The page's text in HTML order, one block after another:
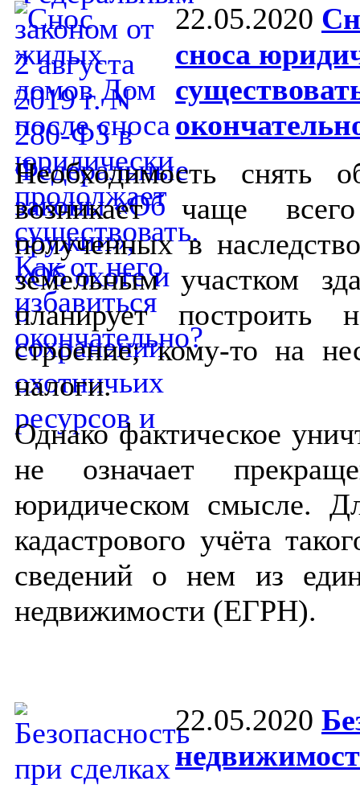
22.05.2020
сноса
Необходимость снять
возникает чаще
полученных в
земельным участком
планирует построить
строение; кому-то на
налоги.
Однако фактическое
не означает
юридическом смысле.
кадастрового учёта
сведений о нем из
недвижимости (ЕГРН).
22.05.2020